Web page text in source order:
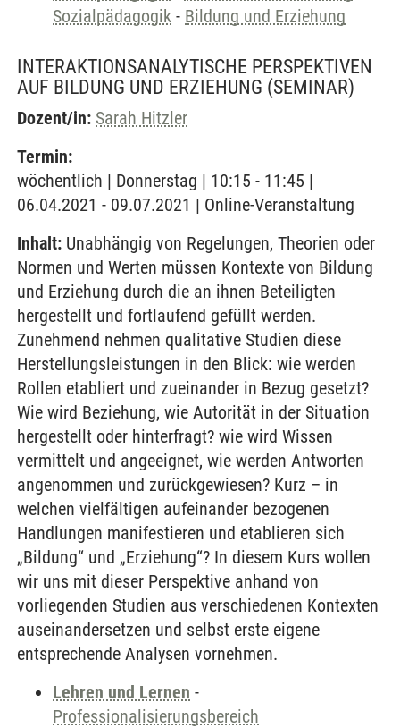
Sozialpädagogik - Bildung und Erziehung
INTERAKTIONSANALYTISCHE PERSPEKTIVEN
AUF BILDUNG UND ERZIEHUNG (SEMINAR)
Dozent/in: Sarah Hitzler
Termin:
wöchentlich | Donnerstag | 10:15 - 11:45 |
06.04.2021 - 09.07.2021 | Online-Veranstaltung
Inhalt: Unabhängig von Regelungen, Theorien oder
Normen und Werten müssen Kontexte von Bildung
und Erziehung durch die an ihnen Beteiligten
hergestellt und fortlaufend gefüllt werden.
Zunehmend nehmen qualitative Studien diese
Herstellungsleistungen in den Blick: wie werden
Rollen etabliert und zueinander in Bezug gesetzt?
Wie wird Beziehung, wie Autorität in der Situation
hergestellt oder hinterfragt? wie wird Wissen
vermittelt und angeeignet, wie werden Antworten
angenommen und zurückgewiesen? Kurz – in
welchen vielfältigen aufeinander bezogenen
Handlungen manifestieren und etablieren sich
„Bildung“ und „Erziehung“? In diesem Kurs wollen
wir uns mit dieser Perspektive anhand von
vorliegenden Studien aus verschiedenen Kontexten
auseinandersetzen und selbst erste eigene
entsprechende Analysen vornehmen.
Lehren und Lernen -
Professionalisierungsbereich